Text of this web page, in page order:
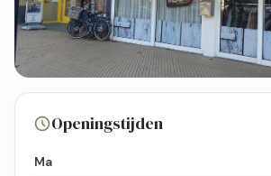
Bekijk kaart
Openingstijden
Ma